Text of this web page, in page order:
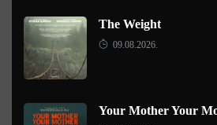
The Weight
09.08.2026.
Your Mother Your